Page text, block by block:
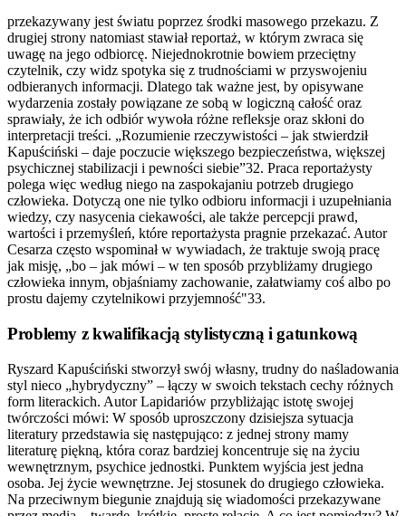
przekazywany jest światu poprzez środki masowego przekazu. Z
drugiej strony natomiast stawiał reportaż, w którym zwraca się
uwagę na jego odbiorcę. Niejednokrotnie bowiem przeciętny
czytelnik, czy widz spotyka się z trudnościami w przyswojeniu
odbieranych informacji. Dlatego tak ważne jest, by opisywane
wydarzenia zostały powiązane ze sobą w logiczną całość oraz
sprawiały, że ich odbiór wywoła różne refleksje oraz skłoni do
interpretacji treści. „Rozumienie rzeczywistości – jak stwierdził
Kapuściński – daje poczucie większego bezpieczeństwa, większej
psychicznej stabilizacji i pewności siebie”32. Praca reportażysty
polega więc według niego na zaspokajaniu potrzeb drugiego
człowieka. Dotyczą one nie tylko odbioru informacji i uzupełniania
wiedzy, czy nasycenia ciekawości, ale także percepcji prawd,
wartości i przemyśleń, które reportażysta pragnie przekazać. Autor
Cesarza często wspominał w wywiadach, że traktuje swoją pracę
jak misję, „bo – jak mówi – w ten sposób przybliżamy drugiego
człowieka innym, objaśniamy zachowanie, załatwiamy coś albo po
prostu dajemy czytelnikowi przyjemność"33.
Problemy z kwalifikacją stylistyczną i gatunkową
Ryszard Kapuściński stworzył swój własny, trudny do naśladowania
styl nieco „hybrydyczny” – łączy w swoich tekstach cechy różnych
form literackich. Autor Lapidariów przybliżając istotę swojej
twórczości mówi: W sposób uproszczony dzisiejsza sytuacja
literatury przedstawia się następująco: z jednej strony mamy
literaturę piękną, która coraz bardziej koncentruje się na życiu
wewnętrznym, psychice jednostki. Punktem wyjścia jest jedna
osoba. Jej życie wewnętrzne. Jej stosunek do drugiego człowieka.
Na przeciwnym biegunie znajdują się wiadomości przekazywane